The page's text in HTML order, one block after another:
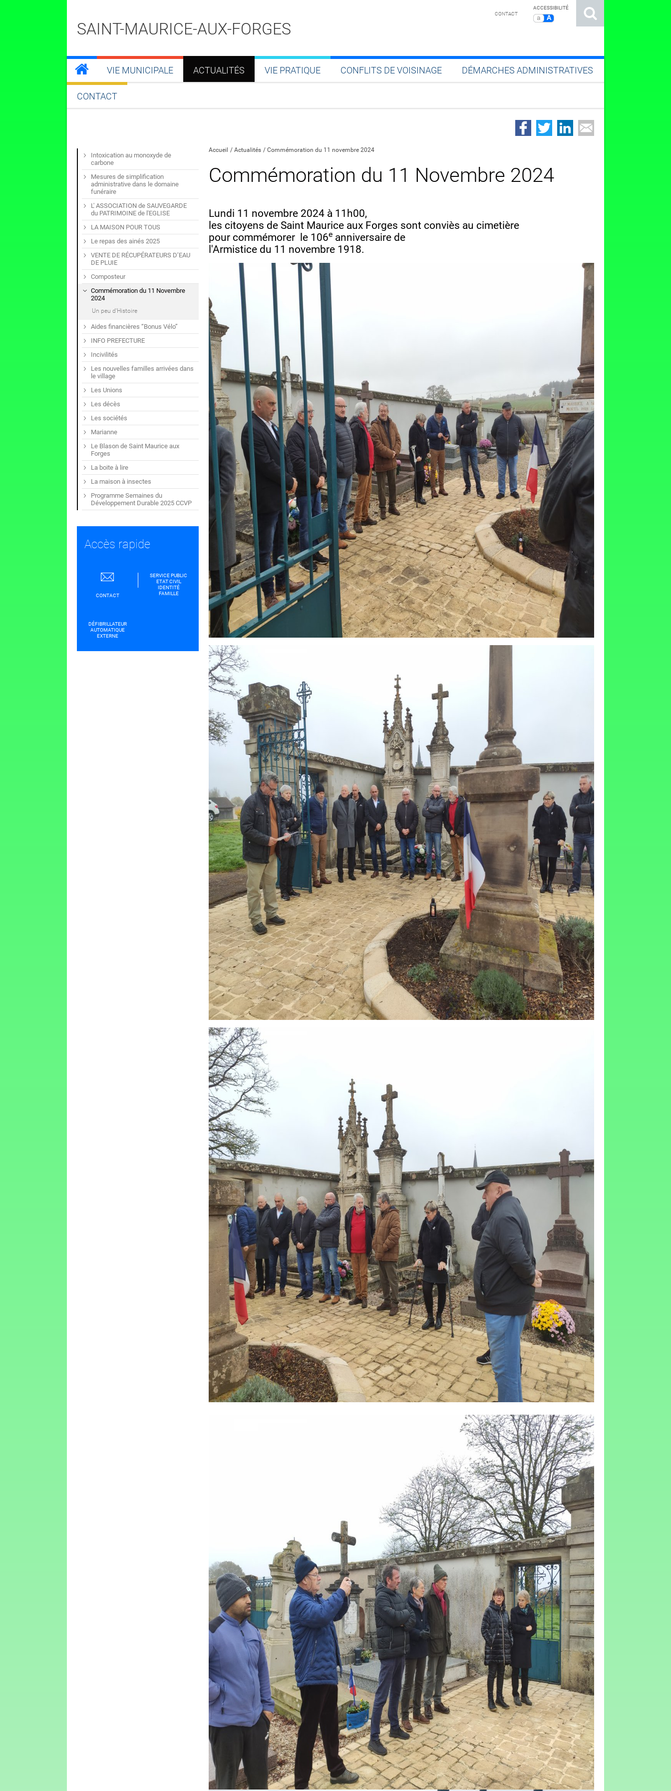
ACCESSIBILITÉ
a A
CONTACT
SAINT-MAURICE-AUX-FORGES
VIE MUNICIPALE ACTUALITÉS VIE PRATIQUE CONFLITS DE VOISINAGE DÉMARCHES ADMINISTRATIVES
CONTACT
Accueil Actualités Commémoration du 11 novembre 2024
Commémoration du 11 Novembre 2024
Lundi 11 novembre 2024 à 11h00,
les citoyens de Saint Maurice aux Forges sont conviès au cimetière
pour commémorer le 106e anniversaire de
l'Armistice du 11 novembre 1918.
Intoxication au monoxyde de
carbone
Mesures de simplification
administrative dans le domaine
funéraire
L' ASSOCIATION de SAUVEGARDE
du PATRIMOINE de l'EGLISE
LA MAISON POUR TOUS
Le repas des ainés 2025
VENTE DE RÉCUPÉRATEURS D’EAU
DE PLUIE
Composteur
Commémoration du 11 Novembre
2024
Un peu d'Histoire
Aides financières “Bonus Vélo”
INFO PREFECTURE
Incivilités
Les nouvelles familles arrivées dans
le village
Les Unions
Les décès
Les sociétés
Marianne
Le Blason de Saint Maurice aux
Forges
La boite à lire
La maison à insectes
Programme Semaines du
Développement Durable 2025 CCVP
Accès rapide
CONTACT
SERVICE PUBLIC
ETAT CIVIL
IDENTITÉ
FAMILLE
DÉFIBRILLATEUR
AUTOMATIQUE
EXTERNE